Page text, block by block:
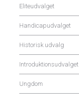
Eliteudvalget
Handicapudvalget
Historisk udvalg
Introduktionsudvalget
Ungdom